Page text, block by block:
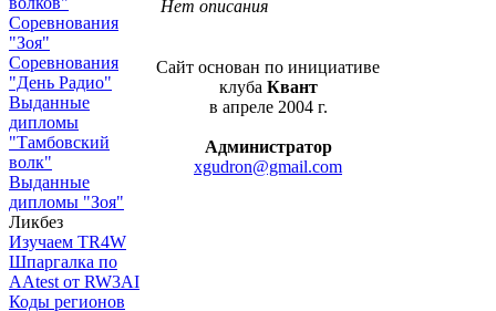
Соревнования
"Зоя"
Соревнования
"День Радио"
Выданные
дипломы
"Тамбовский
волк"
Выданные
дипломы "Зоя"
Ликбез
Изучаем TR4W
Шпаргалка по
AAtest от RW3AI
Коды регионов
Нет описания
Сайт основан по инициативе
клуба Квант
в апреле 2004 г.
Администратор
xgudron@gmail.com